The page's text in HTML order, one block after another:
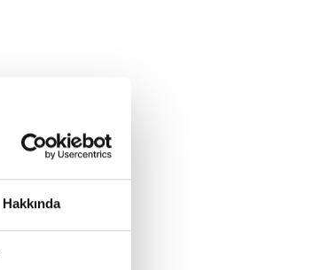
Hakkında